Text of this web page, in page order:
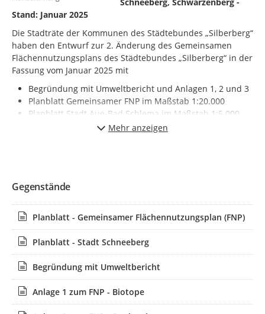
Stand: Januar 2025
Die Stadträte der Kommunen des Städtebundes „Silberberg“
haben den Entwurf zur 2. Änderung des Gemeinsamen
Flächennutzungsplans des Städtebundes „Silberberg“ in der
Fassung vom Januar 2025 mit
Begründung mit Umweltbericht und Anlagen 1, 2 und 3
Planblatt Gemeinsamer FNP im Maßstab 1:20.000
Planblatt Stadt Aue-Bad Schlema im Maßstab 1:5.000
Planblatt Stadt Lauter-Bernsbach im Maßstab 1:5.000
zu den folgenden Sitzungsterminen
Aue-Bad Schlema: Sitzung am 26.02.2025 mit
Beschluss Nr.058/2025-StR
Lauter-Bernsbach: Sitzung am 13.02.2025 mit
Beschluss Nr.SR-2025/001
Lößnitz: Sitzung am 05.02.2025 mit Beschluss
Nr.SR/2025/0008
Schneeberg: Sitzung am 26.03.2025 mit Beschluss
Nr.R 24-057
Schwarzenberg: Sitzung am 31.03.2025 mit
Mehr anzeigen
Gegenstände
Planblatt - Gemeinsamer Flächennutzungsplan (FNP)
Planblatt - Stadt Schneeberg
Begründung mit Umweltbericht
Anlage 1 zum FNP - Biotope